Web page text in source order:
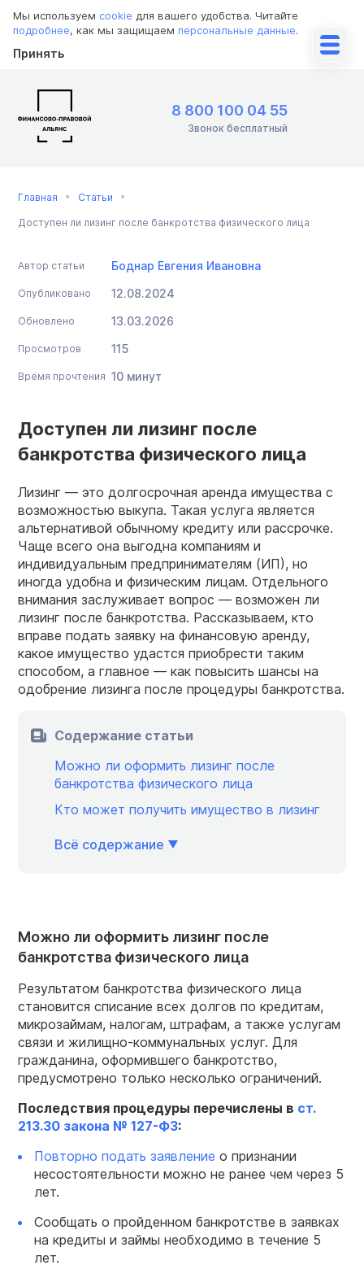
Мы используем cookie для вашего удобства. Читайте
подробнее, как мы защищаем персональные данные.
Принять
8 800 100 04 55
Звонок бесплатный
Главная Статьи
Доступен ли лизинг после банкротства физического лица
Автор статьи Боднар Евгения Ивановна
Опубликовано 12.08.2024
Обновлено 13.03.2026
Просмотров 115
Время прочтения 10 минут
Доступен ли лизинг после
банкротства физического лица
Лизинг — это долгосрочная аренда имущества с
возможностью выкупа. Такая услуга является
альтернативой обычному кредиту или рассрочке.
Чаще всего она выгодна компаниям и
индивидуальным предпринимателям (ИП), но
иногда удобна и физическим лицам. Отдельного
внимания заслуживает вопрос — возможен ли
лизинг после банкротства. Рассказываем, кто
вправе подать заявку на финансовую аренду,
какое имущество удастся приобрести таким
способом, а главное — как повысить шансы на
одобрение лизинга после процедуры банкротства.
Содержание статьи
Можно ли оформить лизинг после
банкротства физического лица
Кто может получить имущество в лизинг
Всё содержание
Можно ли оформить лизинг после
банкротства физического лица
Результатом банкротства физического лица
становится списание всех долгов по кредитам,
микрозаймам, налогам, штрафам, а также услугам
связи и жилищно-коммунальных услуг. Для
гражданина, оформившего банкротство,
предусмотрено только несколько ограничений.
Последствия процедуры перечислены в ст.
213.30 закона № 127-ФЗ:
Повторно подать заявление о признании
несостоятельности можно не ранее чем через 5
лет.
Сообщать о пройденном банкротстве в заявках
на кредиты и займы необходимо в течение 5
лет.